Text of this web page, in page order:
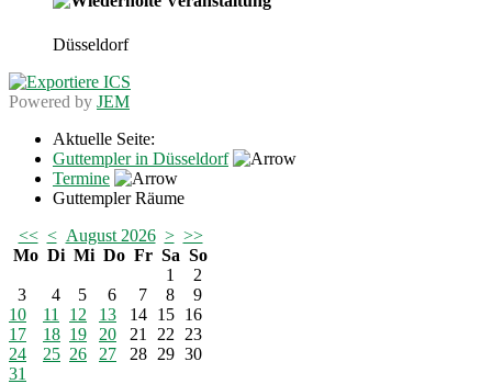
Düsseldorf
Powered by JEM
Aktuelle Seite:
Guttempler in Düsseldorf
Termine
Guttempler Räume
<< < August 2026 > >>
Mo Di Mi Do Fr Sa So
1
2
3
4 5 6 7 8
9
10
11 12 13 14 15 16
17
18 19 20 21 22
23
24
25 26 27 28 29 30
31